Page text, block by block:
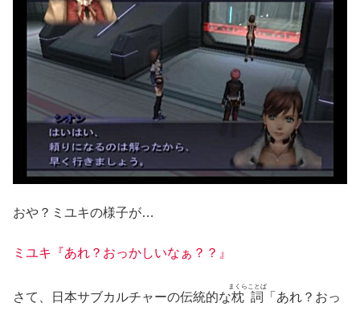
おや？ミユキの様子が…
ミユキ『あれ？おっかしいなぁ？？』
さて、日本サブカルチャーの伝統的な枕詞
まくらことば
「あれ？おっ